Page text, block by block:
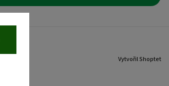
Vytvořil Shoptet